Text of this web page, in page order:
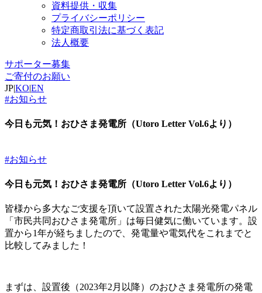
資料提供・収集
プライバシーポリシー
特定商取引法に基づく表記
法人概要
サポーター募集
ご寄付のお願い
JP|KO|EN
#お知らせ
今日も元気！おひさま発電所（Utoro Letter Vol.6より）
#お知らせ
今日も元気！おひさま発電所（Utoro Letter Vol.6より）
皆様から多大なご支援を頂いて設置された太陽光発電パネル
「市民共同おひさま発電所」は毎日健気に働いています。設
置から1年が経ちましたので、発電量や電気代をこれまでと
比較してみました！
まずは、設置後（2023年2月以降）のおひさま発電所の発電